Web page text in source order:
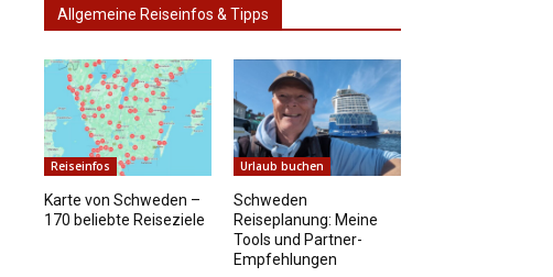
Allgemeine Reiseinfos & Tipps
Reiseinfos
Karte von Schweden –
170 beliebte Reiseziele
Urlaub buchen
Schweden
Reiseplanung: Meine
Tools und Partner-
Empfehlungen